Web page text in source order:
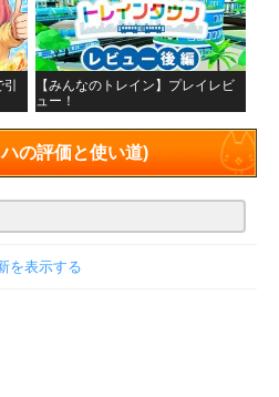
【みんなのトレイン】プレイレビ
ュー！
の評価と使い道)
を表示する